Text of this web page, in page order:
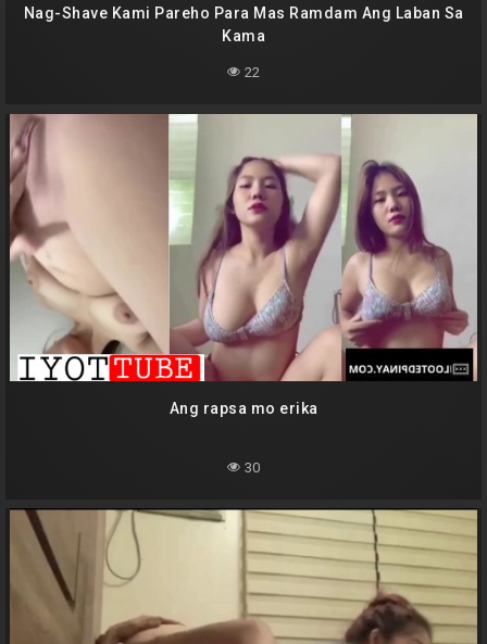
Nag-Shave Kami Pareho Para Mas Ramdam Ang Laban Sa
Kama
22
Ang rapsa mo erika
30